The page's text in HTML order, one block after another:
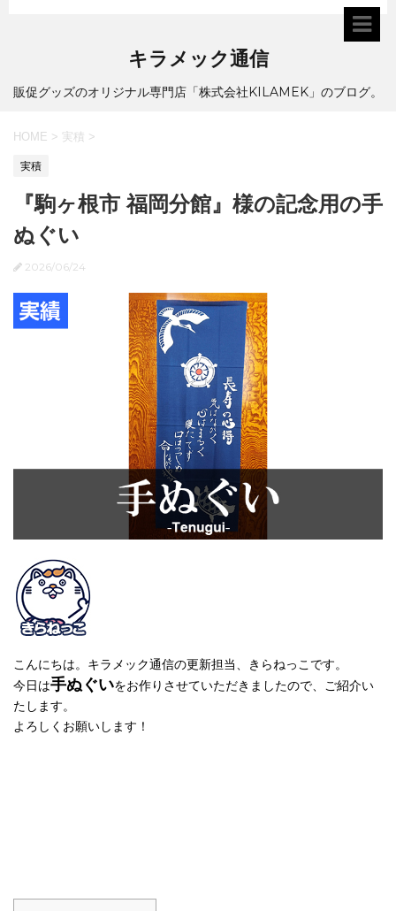
キラメック通信
販促グッズのオリジナル専門店「株式会社KILAMEK」のブログ。
HOME > 実積 >
実積
『駒ヶ根市 福岡分館』様の記念用の手
ぬぐい
2026/06/24
こんにちは。キラメック通信の更新担当、きらねっこです。
今日は手ぬぐいをお作りさせていただきましたので、ご紹介い
たします。
よろしくお願いします！